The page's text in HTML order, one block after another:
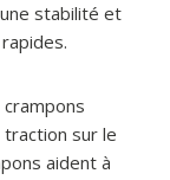
stabilité et
sur le
aident à